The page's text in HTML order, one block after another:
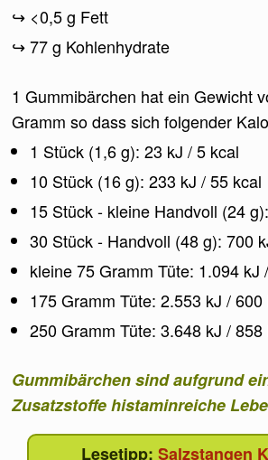
<0,5 g Fett
77 g Kohlenhydrate
1 Gummibärchen hat ein Gewicht
Gramm so dass sich folgender
1 Stück (1,6 g): 23 kJ / 5 kcal
10 Stück (16 g): 233 kJ / 55 kcal
15 Stück - kleine Handvoll (24
30 Stück - Handvoll (48 g): 700
kleine 75 Gramm Tüte: 1.094 kJ
175 Gramm Tüte: 2.553 kJ / 600
250 Gramm Tüte: 3.648 kJ / 858
Gummibärchen sind aufgrund
Zusatzstoffe histaminreiche
Salzstangen